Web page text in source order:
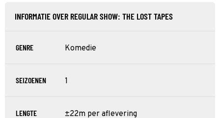
INFORMATIE OVER REGULAR SHOW: THE LOST TAPES
GENRE Komedie
SEIZOENEN 1
LENGTE ±22m per aflevering